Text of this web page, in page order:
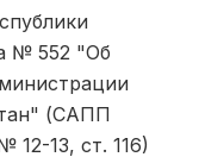
№ 552 "Об
(САПП
12-13, ст. 116)